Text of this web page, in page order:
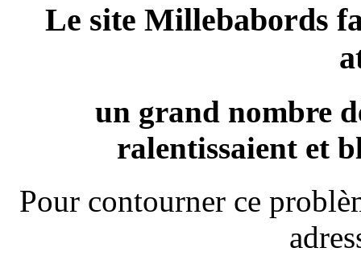
Le site Millebabords
un grand nombre
ralentissaient et
Pour contourner ce